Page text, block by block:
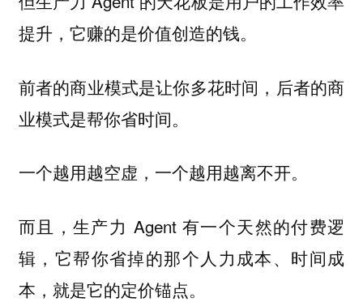
提升，它赚的是价值创造的钱。
前者的商业模式是让你多花时间，后者的商
业模式是帮你省时间。
一个越用越空虚，一个越用越离不开。
而且，生产力 Agent 有一个天然的付费逻
辑，它帮你省掉的那个人力成本、时间成
本，就是它的定价锚点。